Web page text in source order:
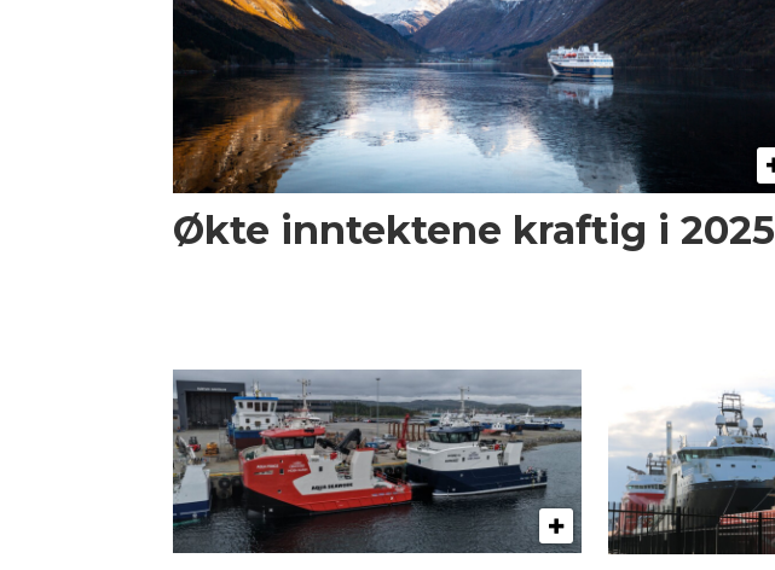
Økte inntektene kraftig i 2025